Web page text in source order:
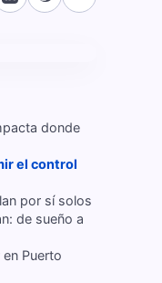
donde
el control
por sí solos
de sueño a
Puerto